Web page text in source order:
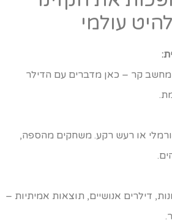
עולמי
קר – כאן מדברים עם הדילר
או רעש רקע. משחקים מהספה,
דילרים אנושיים, תוצאות אמיתיות –